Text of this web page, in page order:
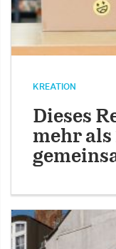
KREATION
Dieses
mehr als